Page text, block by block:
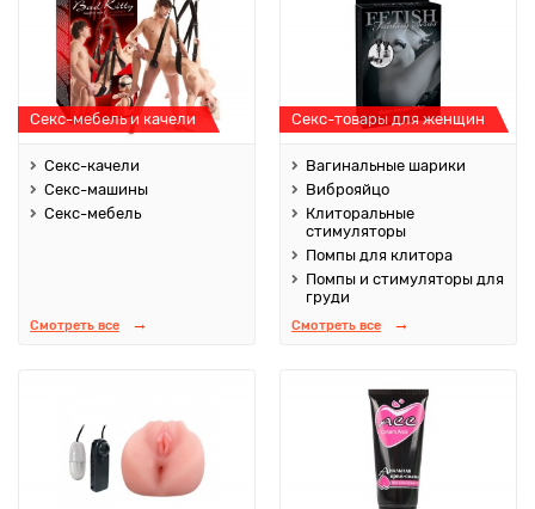
Секс-мебель и качели
Секс-качели
Секс-машины
Секс-мебель
Смотреть все
Секс-товары для женщин
Вагинальные шарики
Виброяйцо
Клиторальные
стимуляторы
Помпы для клитора
Помпы и стимуляторы для
груди
Смотреть все